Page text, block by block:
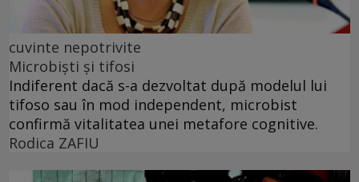
cuvinte nepotrivite
Microbiști și tifosi
Indiferent dacă s-a dezvoltat după modelul lui
tifoso sau în mod independent, microbist
confirmă vitalitatea unei metafore cognitive.
Rodica ZAFIU